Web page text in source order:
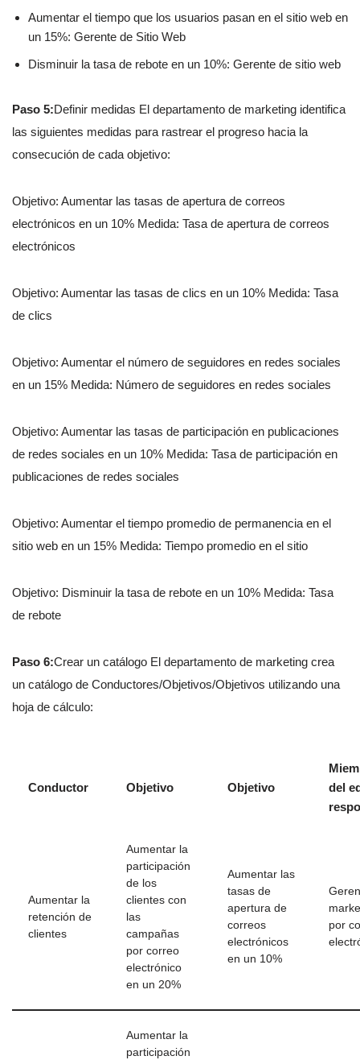
Aumentar el tiempo que los usuarios pasan en el sitio web en
un 15%: Gerente de Sitio Web
Disminuir la tasa de rebote en un 10%: Gerente de sitio web
Paso 5:Definir medidas El departamento de marketing identifica
las siguientes medidas para rastrear el progreso hacia la
consecución de cada objetivo:
Objetivo: Aumentar las tasas de apertura de correos
electrónicos en un 10% Medida: Tasa de apertura de correos
electrónicos
Objetivo: Aumentar las tasas de clics en un 10% Medida: Tasa
de clics
Objetivo: Aumentar el número de seguidores en redes sociales
en un 15% Medida: Número de seguidores en redes sociales
Objetivo: Aumentar las tasas de participación en publicaciones
de redes sociales en un 10% Medida: Tasa de participación en
publicaciones de redes sociales
Objetivo: Aumentar el tiempo promedio de permanencia en el
sitio web en un 15% Medida: Tiempo promedio en el sitio
Objetivo: Disminuir la tasa de rebote en un 10% Medida: Tasa
de rebote
Paso 6:Crear un catálogo El departamento de marketing crea
un catálogo de Conductores/Objetivos/Objetivos utilizando una
hoja de cálculo:
Conductor Objetivo Objetivo
del
Aumentar la
retención de
clientes
Aumentar la
participación
de los
clientes con
las
campañas
por correo
electrónico
en un 20%
Aumentar las
tasas de
apertura de
correos
electrónicos
en un 10%
por
Aumentar la
participación